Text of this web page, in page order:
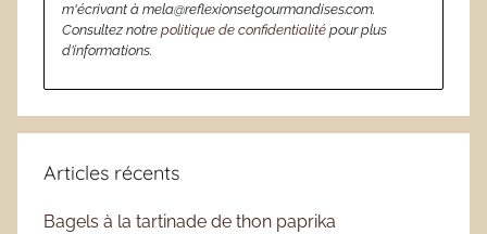
m'écrivant à mela@reflexionsetgourmandises.com.
Consultez notre politique de confidentialité pour plus
d’informations.
Articles récents
Bagels à la tartinade de thon paprika